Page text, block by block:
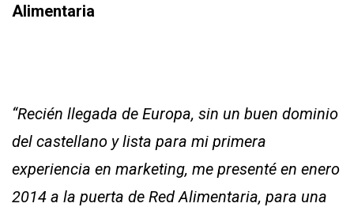
Alimentaria
“Recién llegada de Europa, sin un buen dominio
del castellano y lista para mi primera
experiencia en marketing, me presenté en enero
2014 a la puerta de Red Alimentaria, para una